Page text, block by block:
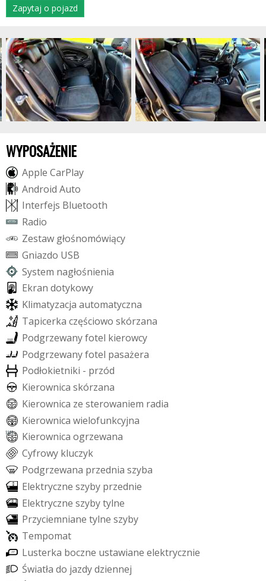
Zapytaj o pojazd
WYPOSAŻENIE
Apple CarPlay
Android Auto
Interfejs Bluetooth
Radio
Zestaw głośnomówiący
Gniazdo USB
System nagłośnienia
Ekran dotykowy
Klimatyzacja automatyczna
Tapicerka częściowo skórzana
Podgrzewanyfotel kierowcy
Podgrzewanyfotel pasażera
Podłokietniki - przód
Kierownica skórzana
Kierownica ze sterowaniem radia
Kierownica wielofunkcyjna
Kierownica ogrzewana
Cyfrowy kluczyk
Podgrzewana przednia szyba
Elektryczne szyby przednie
Elektryczne szybytylne
Przyciemniane tylne szyby
Tempomat
Lusterka boczne ustawiane elektrycznie
Światła do jazdydziennej